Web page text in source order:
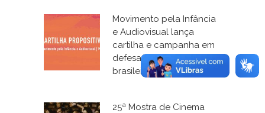
Movimento pela Infância
e Audiovisual lança
cartilha e campanha em
defesa do cinema
brasileiro para crianças
25ª Mostra de Cinema